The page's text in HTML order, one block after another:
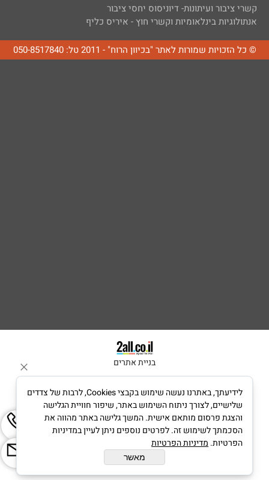
קשרי ציבור ועיתונות- דיוניסוס יחסי ציבור
אנתולוגיות בינלאומיות וקשרי חוץ - איריס כליף
© כל הזכויות שמורות לאתר "בכיוון הרוח" - 2011 טל: 050-8517840
בניית אתרים
לידיעתך, באתרנו נעשה שימוש בקבצי Cookies, לרבות של צדדים
שלישיים, לצורך ניתוח השימוש באתר, שיפור חוויית הגלישה
והצגת פרסום מותאם אישית. המשך גלישה באתר מהווה את
הסכמתך לשימוש זה. לפרטים נוספים ניתן לעיין במדיניות
הפרטיות. מדיניות הפרטיות
מאשר